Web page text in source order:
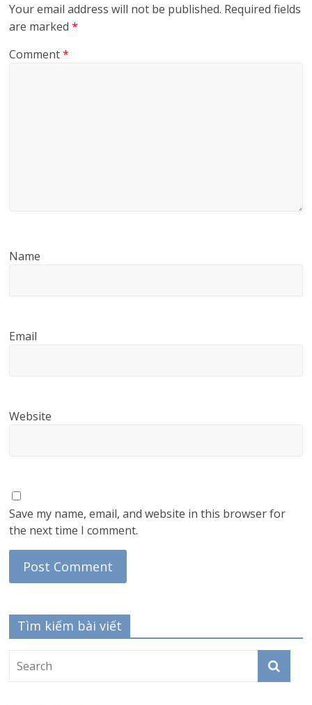
Your email address will not be published. Required fields
are marked*
Comment*
Name
Email
Website
Save my name, email, and website in this browser for
the next time I comment.
Tìm kiếm bài viết